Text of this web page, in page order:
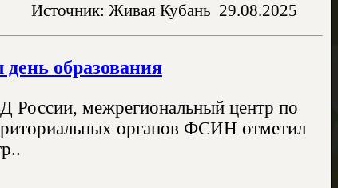
Источник: Живая Кубань 29.08.2025
образования
России, межрегиональный центр по
органов ФСИН отметил